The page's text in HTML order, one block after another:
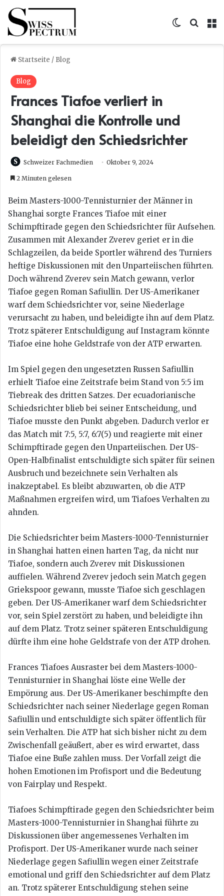
Skin
Startseite / Blog
Blog
Frances Tiafoe verliert in
Shanghai die Kontrolle und
beleidigt den Schiedsrichter
Schweizer Fachmedien Oktober 9, 2024
2 Minuten gelesen
Beim Masters-1000-Tennisturnier der Männer in
Shanghai sorgte Frances Tiafoe mit einer
Schimpftirade gegen den Schiedsrichter für Aufsehen.
Zusammen mit Alexander Zverev geriet er in die
Schlagzeilen, da beide Sportler während des Turniers
heftige Diskussionen mit den Unparteiischen führten.
Doch während Zverev sein Match gewann, verlor
Tiafoe gegen Roman Safiullin. Der US-Amerikaner
warf dem Schiedsrichter vor, seine Niederlage
verursacht zu haben, und beleidigte ihn auf dem Platz.
Trotz späterer Entschuldigung auf Instagram könnte
Tiafoe eine hohe Geldstrafe von der ATP erwarten.
Im Spiel gegen den ungesetzten Russen Safiullin
erhielt Tiafoe eine Zeitstrafe beim Stand von 5:5 im
Tiebreak des dritten Satzes. Der ecuadorianische
Schiedsrichter blieb bei seiner Entscheidung, und
Tiafoe musste den Punkt abgeben. Dadurch verlor er
das Match mit 7:5, 5:7, 6:7(5) und reagierte mit einer
Schimpftirade gegen den Unparteiischen. Der US-
Open-Halbfinalist entschuldigte sich später für seinen
Ausbruch und bezeichnete sein Verhalten als
inakzeptabel. Es bleibt abzuwarten, ob die ATP
Maßnahmen ergreifen wird, um Tiafoes Verhalten zu
ahnden.
Die Schiedsrichter beim Masters-1000-Tennisturnier
in Shanghai hatten einen harten Tag, da nicht nur
Tiafoe, sondern auch Zverev mit Diskussionen
auffielen. Während Zverev jedoch sein Match gegen
Griekspoor gewann, musste Tiafoe sich geschlagen
geben. Der US-Amerikaner warf dem Schiedsrichter
vor, sein Spiel zerstört zu haben, und beleidigte ihn
auf dem Platz. Trotz seiner späteren Entschuldigung
dürfte ihm eine hohe Geldstrafe von der ATP drohen.
Frances Tiafoes Ausraster bei dem Masters-1000-
Tennisturnier in Shanghai löste eine Welle der
Empörung aus. Der US-Amerikaner beschimpfte den
Schiedsrichter nach seiner Niederlage gegen Roman
Safiullin und entschuldigte sich später öffentlich für
sein Verhalten. Die ATP hat sich bisher nicht zu dem
Zwischenfall geäußert, aber es wird erwartet, dass
Tiafoe eine Buße zahlen muss. Der Vorfall zeigt die
hohen Emotionen im Profisport und die Bedeutung
von Fairplay und Respekt.
Tiafoes Schimpftirade gegen den Schiedsrichter beim
Masters-1000-Tennisturnier in Shanghai führte zu
Diskussionen über angemessenes Verhalten im
Profisport. Der US-Amerikaner wurde nach seiner
Niederlage gegen Safiullin wegen einer Zeitstrafe
emotional und griff den Schiedsrichter auf dem Platz
an. Trotz späterer Entschuldigung stehen seine